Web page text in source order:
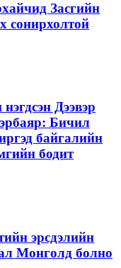
Засгийн
сонирхолтой
Дээвэр
Бичил
байгалийн
бодит
эрсдэлийн
Монголд болно